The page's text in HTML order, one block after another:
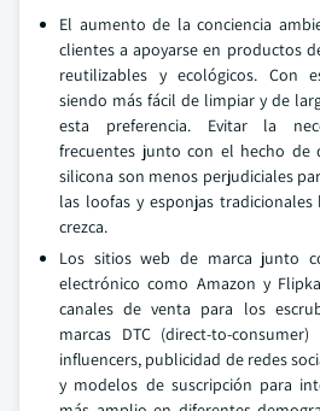
El aumento de la conciencia
clientes a apoyarse en productos
reutilizables y ecológicos. Con
siendo más fácil de limpiar y de
esta preferencia. Evitar la
frecuentes junto con el hecho de
silicona son menos perjudiciales
las loofas y esponjas
crezca.
Los sitios web de marca junto
electrónico como Amazon y
canales de venta para los
marcas DTC (direct-to-
influencers, publicidad de redes
y modelos de suscripción para